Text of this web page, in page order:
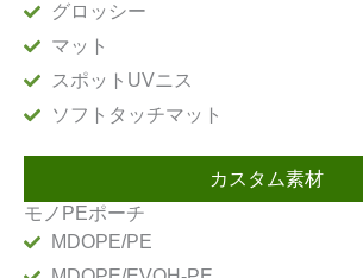
グロッシー
マット
スポットUVニス
ソフトタッチマット
カスタム素材
モノPEポーチ
MDOPE/PE